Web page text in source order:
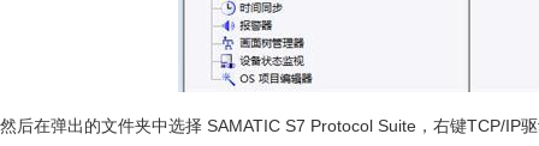
然后在弹出的文件夹中选择 SAMATIC S7 Protocol Suite，右键TCP/